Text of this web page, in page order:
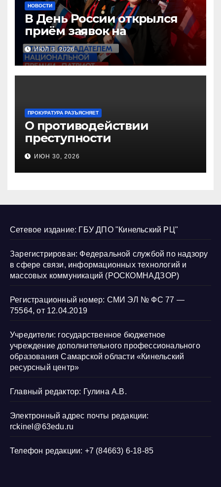
НОВОСТИ
В День России открылся
приём заявок на
Национальную премию
«Патриот»
ИЮЛ 3, 2026
ПРОКУРАТУРА РАЗЪЯСНЯЕТ
О противодействии
преступности
несовершеннолетних и
нарушению их прав
ИЮН 30, 2026
Сетевое издание: ГБУ ДПО "Кинельский РЦ"
Зарегистрирован: Федеральной службой по надзору
в сфере связи, информационных технологий и
массовых коммуникаций (РОСКОМНАДЗОР)
Регистрационный номер: СМИ ЭЛ № ФС 77 —
75564, от 12.04.2019
Учредители: государственное бюджетное
учреждение дополнительного профессионального
образования Самарской области «Кинельский
ресурсный центр»
Главный редактор: Гулина А.В.
Электронный адрес почты редакции:
rckinel@63edu.ru
Телефон редакции: +7 (84663) 6-18-85